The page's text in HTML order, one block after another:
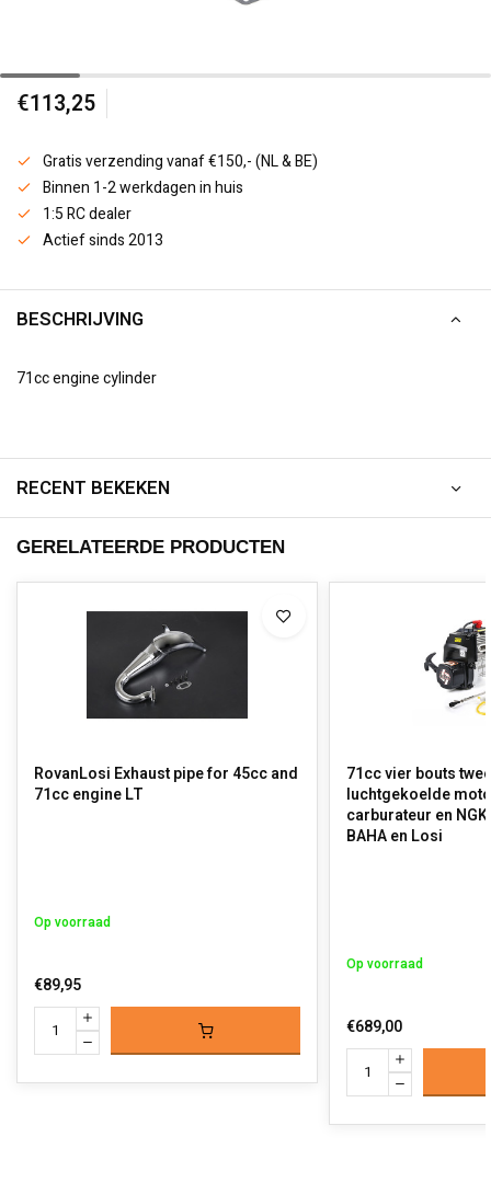
€113,25
Gratis verzending vanaf €150,- (NL & BE)
Binnen 1-2 werkdagen in huis
1:5 RC dealer
Actief sinds 2013
BESCHRIJVING
71cc engine cylinder
RECENT BEKEKEN
GERELATEERDE PRODUCTEN
RovanLosi Exhaust pipe for 45cc and
71cc engine LT
Op voorraad
€89,95
71cc vier bouts
luchtgekoelde
carburateur en
BAHA en Losi
Op voorraad
€689,00